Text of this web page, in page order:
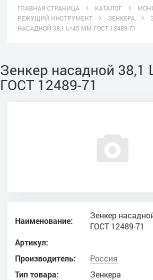
ГЛАВНАЯ СТРАНИЦА КАТАЛОГ
РЕЖУЩИЙ ИНСТРУМЕНТ
ЗЕНКЕРА
НАСАДНОЙ 38,1 L=45 ММ ГОСТ 12489-71
Зенкер насадной 38,1
ГОСТ 12489-71
Наименование:
Зенкер
ГОСТ 12489-71
Артикул:
Производитель:
Россия
Тип товара:
Зенкера